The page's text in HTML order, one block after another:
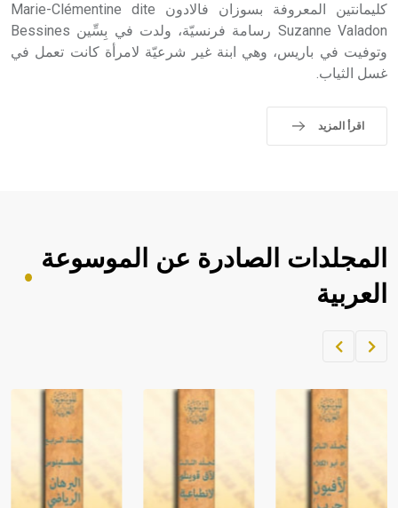
كليمانتين المعروفة بسوزان فالادون Marie-Clémentine dite
Suzanne Valadon رسامة فرنسيّة، ولدت في بِسِّين Bessines
وتوفيت في باريس، وهي ابنة غير شرعيّة لامرأة كانت تعمل في
غسل الثياب.
اقرأ المزيد
المجلدات الصادرة عن الموسوعة
العربية